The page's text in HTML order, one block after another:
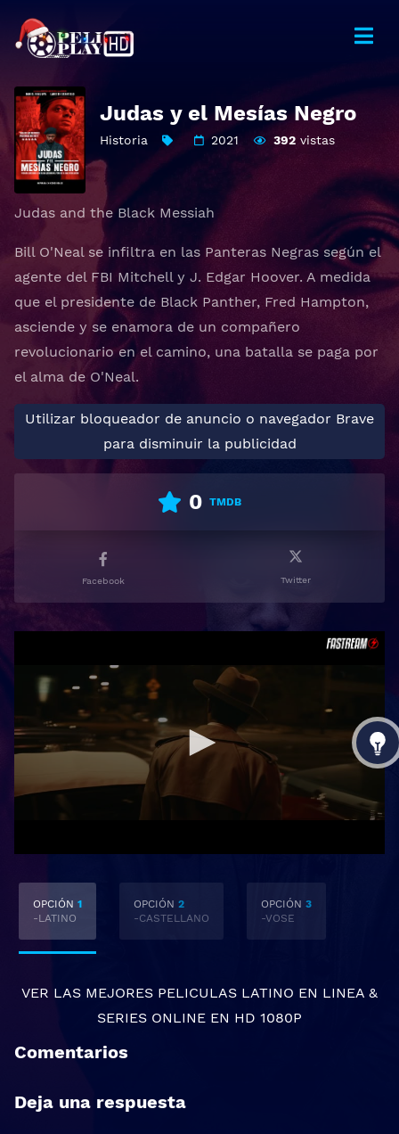
Judas y el Mesías Negro
Historia 2021 392vistas
Judas and the Black Messiah
Bill O'Neal se infiltra en las Panteras Negras según el
agente del FBI Mitchell y J. Edgar Hoover. A medida
que el presidente de Black Panther, Fred Hampton,
asciende y se enamora de un compañero
revolucionario en el camino, una batalla se paga por
el alma de O'Neal.
Utilizar bloqueador de anuncio o navegador Brave
para disminuir la publicidad
0 TMDB
Facebook Twitter
OPCIÓN 1
-LATINO
OPCIÓN 2
-CASTELLANO
OPCIÓN 3
-VOSE
VER LAS MEJORES PELICULAS LATINO EN LINEA &
SERIES ONLINE EN HD 1080P
Comentarios
Deja una respuesta